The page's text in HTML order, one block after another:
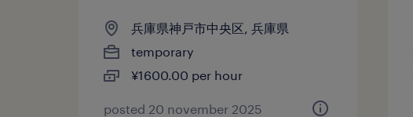
兵庫県神戸市中央区, 兵庫県
temporary
¥1600.00 per hour
posted 20 november 2025